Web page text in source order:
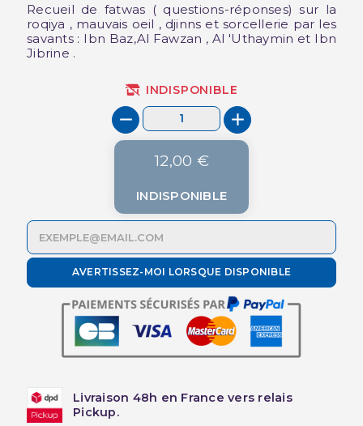
Recueil de fatwas ( questions-réponses) sur la
roqiya , mauvais oeil , djinns et sorcellerie par les
savants : Ibn Baz,Al Fawzan , Al 'Uthaymin et Ibn
Jibrine .
INDISPONIBLE
12,00 €
INDISPONIBLE
AVERTISSEZ-MOI LORSQUE DISPONIBLE
Livraison 48h en France vers relais
Pickup.